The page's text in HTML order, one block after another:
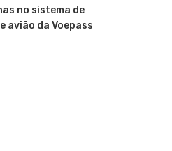
no sistema de
avião da Voepass